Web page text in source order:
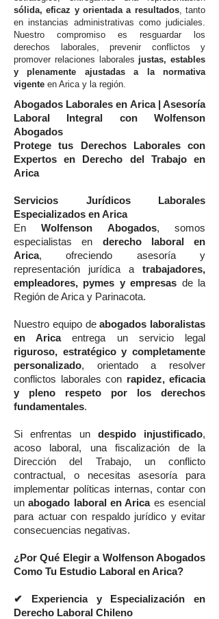
sólida, eficaz y orientada a resultados, tanto
en instancias administrativas como judiciales.
Nuestro compromiso es resguardar los
derechos laborales, prevenir conflictos y
promover relaciones laborales justas, estables
y plenamente ajustadas a la normativa
vigente en Arica y la región.
Abogados Laborales en Arica | Asesoría
Laboral Integral con Wolfenson
Abogados
Protege tus Derechos Laborales con
Expertos en Derecho del Trabajo en
Arica
Servicios Jurídicos Laborales
Especializados en Arica
EnWolfenson Abogados, somos
especialistas en derecho laboral en
Arica, ofreciendo asesoría y
representación jurídica a trabajadores,
empleadores, pymes y empresas de la
Región de Arica y Parinacota.
Nuestro equipo deabogados laboralistas
en Aricaentrega un servicio legal
riguroso, estratégico y completamente
personalizado, orientado a resolver
conflictos laborales con rapidez, eficacia
y pleno respeto por los derechos
fundamentales.
Si enfrentas un despido injustificado,
acoso laboral, una fiscalización de la
Dirección del Trabajo, un conflicto
contractual, o necesitas asesoría para
implementar políticas internas, contar con
unabogado laboral en Aricaes esencial
para actuar con respaldo jurídico y evitar
consecuencias negativas.
¿Por Qué Elegir a Wolfenson Abogados
Como Tu Estudio Laboral en Arica?
✔ Experiencia y Especialización en
Derecho Laboral Chileno